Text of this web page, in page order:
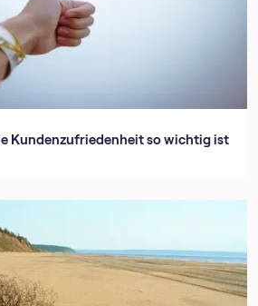
Kundenzufriedenheit so wichtig ist